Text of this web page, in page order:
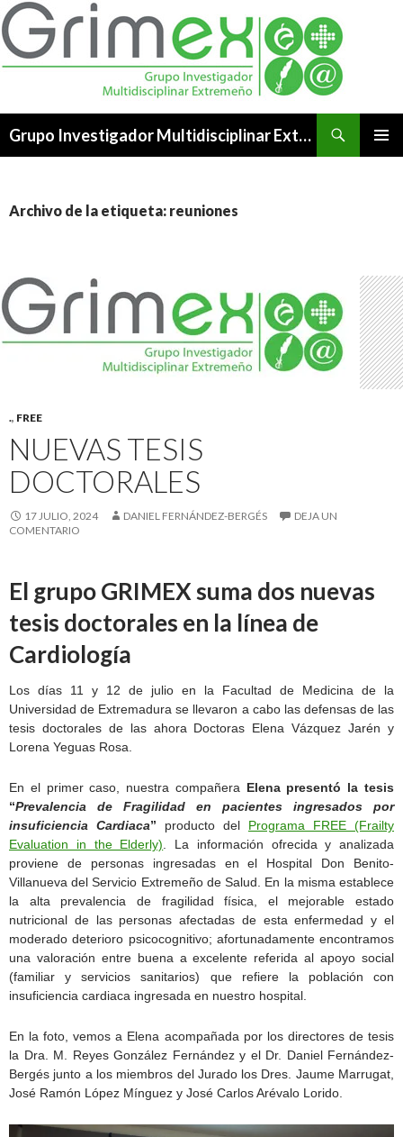
Grupo Investigador Multidisciplinar Extremeño
Archivo de la etiqueta: reuniones
., FREE
NUEVAS TESIS
DOCTORALES
17 JULIO, 2024 DANIEL FERNÁNDEZ-BERGÉS
DEJA UN
COMENTARIO
El grupo GRIMEX suma dos nuevas
tesis doctorales en la línea de
Cardiología
Los días 11 y 12 de julio en la Facultad de Medicina de la
Universidad de Extremadura se llevaron a cabo las defensas de las
tesis doctorales de las ahora Doctoras Elena Vázquez Jarén y
Lorena Yeguas Rosa.
En el primer caso, nuestra compañera Elena presentó la tesis
“Prevalencia de Fragilidad en pacientes ingresados por
insuficiencia Cardiaca” producto del Programa FREE (Frailty
Evaluation in the Elderly) . La información ofrecida y analizada
proviene de personas ingresadas en el Hospital Don Benito-
Villanueva del Servicio Extremeño de Salud. En la misma establece
la alta prevalencia de fragilidad física, el mejorable estado
nutricional de las personas afectadas de esta enfermedad y el
moderado deterioro psicocognitivo; afortunadamente encontramos
una valoración entre buena a excelente referida al apoyo social
(familiar y servicios sanitarios) que refiere la población con
insuficiencia cardiaca ingresada en nuestro hospital.
En la foto, vemos a Elena acompañada por los directores de tesis
la Dra. M. Reyes González Fernández y el Dr. Daniel Fernández-
Bergés junto a los miembros del Jurado los Dres. Jaume Marrugat,
José Ramón López Mínguez y José Carlos Arévalo Lorido.